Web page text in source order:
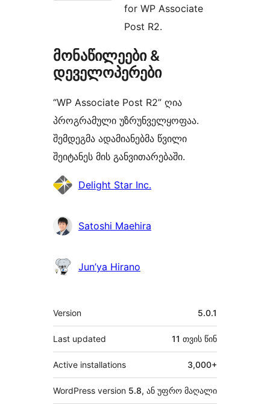
for WP Associate
Post R2.
მონაწილეები &
დეველოპერები
“WP Associate Post R2” ღია
პროგრამული უზრუნველყოფაა.
შემდეგმა ადამიანებმა წვილი
შეიტანეს მის განვითარებაში.
მონაწილეები
Delight Star Inc.
Satoshi Maehira
Jun’ya Hirano
მეტა
Version 5.0.1
Last updated 11 თვის წინ
Active installations 3,000+
WordPress version 5.8, ან უფრო მაღალი